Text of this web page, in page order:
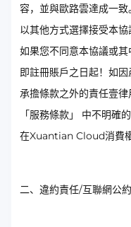
容，並與歐路雲達成一
以其他方式選擇接受本協
如果您不同意本協議或其
即註冊賬戶之日起！如
承擔條款之外的責任壹
「服務條款」 中不明確
在Xuantian Cloud消費權
二、違約責任/互聯網